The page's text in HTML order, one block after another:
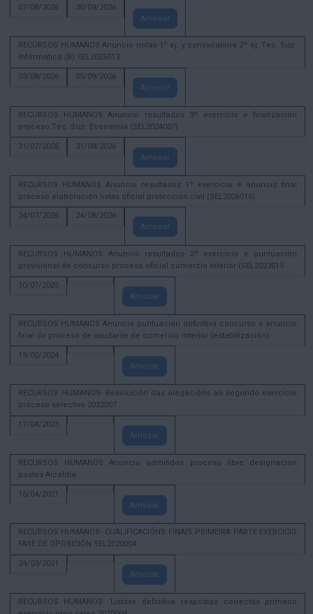
07/08/2026
30/09/2026
Amosar
RECURSOS HUMANOS Anuncio notas 1º ej. y convocatoria 2º ej. Tec. Sup.
Informática (B) SEL2025013
03/08/2026
25/09/2026
Amosar
RECURSOS HUMANOS Anuncio resultados 3º exercicio e finalización
proceso Tec. Sup. Economía (SEL2024007)
31/07/2026
31/08/2026
Amosar
RECURSOS HUMANOS Anuncio resultados 1º exercicio e anuncio final
proceso elaboración listas oficial protección civil (SEL2026016)
24/07/2026
24/08/2026
Amosar
RECURSOS HUMANOS Anuncio resultados 2º exercicio e puntuación
provisional de concurso proceso oficial comercio interior (SEL2023015
10/07/2025
Amosar
RECURSOS HUMANOS Anuncio puntuación definitiva concurso e anuncio
final do proceso de axudante de comercio interior (estabilización)
19/02/2024
Amosar
RECURSOS HUMANOS- Resolución das alegacións ao segundo exercicio
proceso selectivo 2022007
17/04/2023
Amosar
RECURSOS HUMANOS Anuncio admitidos proceso libre designación
postos Alcaldía
16/04/2021
Amosar
RECURSOS HUMANOS- CUALIFICACIÓNS FINAIS PRIMEIRA PARTE EXERCICIO
FASE DE OPOSICIÓN SEL2020004
24/03/2021
Amosar
RECURSOS HUMANOS- Listaxe definitiva respostas correctas primeiro